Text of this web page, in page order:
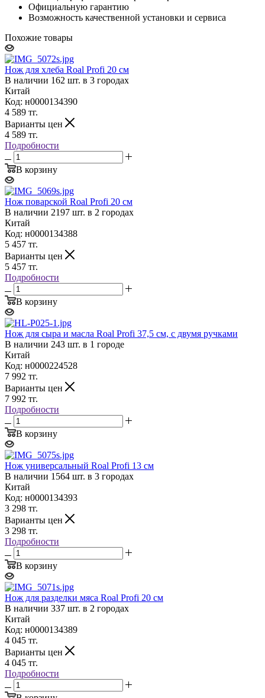
Официальную гарантию
Возможность качественной установки и сервиса
Похожие товары
Нож для хлеба Roal Profi 20 cм
В наличии 162 шт. в 3 городах
Китай
Код: н0000134390
4 589 тг.
Варианты цен
4 589 тг.
Подробности
В корзину
Нож поварской Roal Profi 20 cм
В наличии 2197 шт. в 2 городах
Китай
Код: н0000134388
5 457 тг.
Варианты цен
5 457 тг.
Подробности
В корзину
Нож для сыра и масла Roal Profi 37,5 cм, с двумя ручками
В наличии 243 шт. в 1 городе
Китай
Код: н0000224528
7 992 тг.
Варианты цен
7 992 тг.
Подробности
В корзину
Нож универсальный Roal Profi 13 cм
В наличии 1564 шт. в 3 городах
Китай
Код: н0000134393
3 298 тг.
Варианты цен
3 298 тг.
Подробности
В корзину
Нож для разделки мяса Roal Profi 20 cм
В наличии 337 шт. в 2 городах
Китай
Код: н0000134389
4 045 тг.
Варианты цен
4 045 тг.
Подробности